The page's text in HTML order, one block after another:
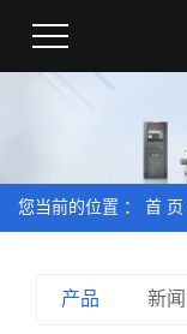
您当前的位置 ： 首 页
产品 新闻